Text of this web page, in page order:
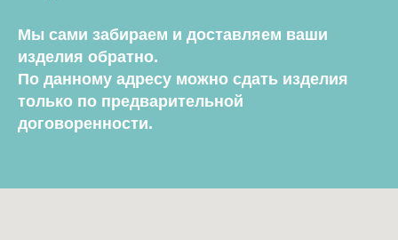
Мы сами забираем и доставляем ваши
изделия обратно.
По данному адресу можно сдать изделия
только по предварительной
договоренности.